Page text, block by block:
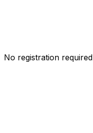
No registration required